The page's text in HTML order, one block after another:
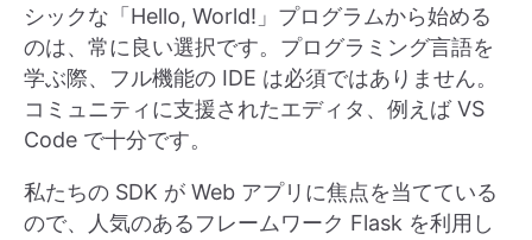
シックな「Hello, World!」プログラムから始める
のは、常に良い選択です。プログラミング言語を
学ぶ際、フル機能の IDE は必須ではありません。
コミュニティに支援されたエディタ、例えば VS
Code で十分です。
私たちの SDK が Web アプリに焦点を当てている
ので、人気のあるフレームワーク Flask を利用し